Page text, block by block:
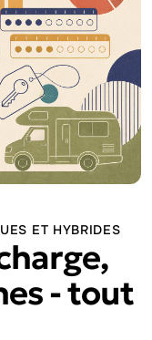
ET HYBRIDES
- tout